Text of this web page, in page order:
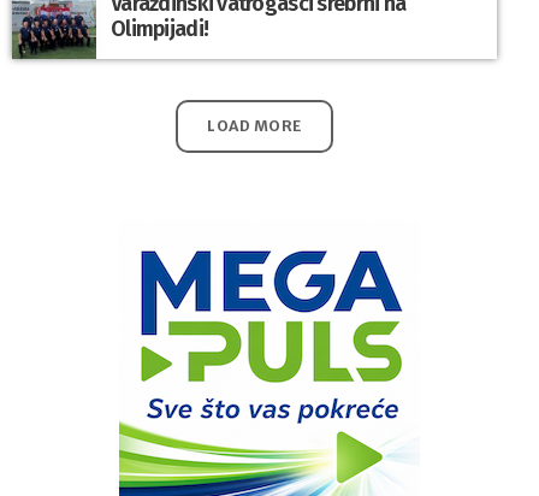
Olimpijadi!
LOAD MORE